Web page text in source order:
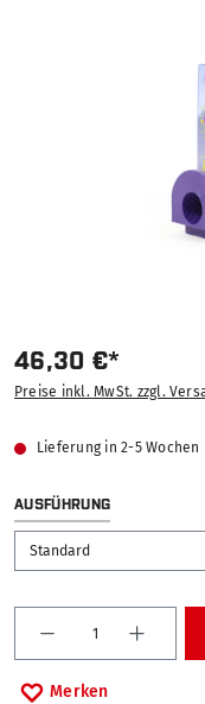
46,30 €*
Preise inkl. MwSt. zzgl.
Lieferung in 2-5 Wochen
AUSFÜHRUNGAUSWÄHLEN
Produkt Anzahl:
Merken